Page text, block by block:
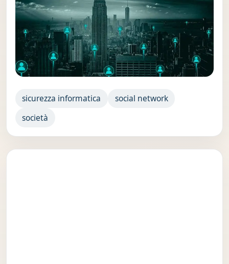
sicurezza informatica
social network
società